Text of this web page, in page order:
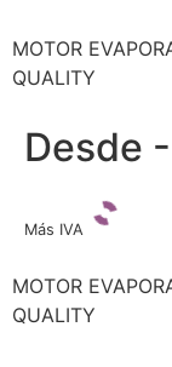
MOTOR
QUALITY
Desde
Más IVA
MOTOR
QUALITY